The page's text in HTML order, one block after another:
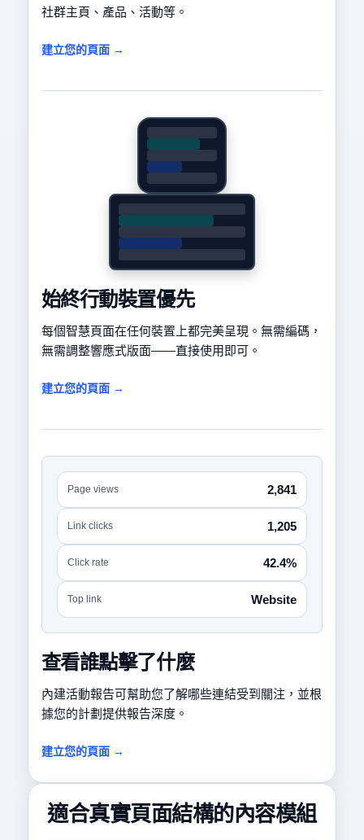
社群主頁、產品、活動等。
建立您的頁面 →
始終行動裝置優先
每個智慧頁面在任何裝置上都完美呈現。無需編碼，
無需調整響應式版面——直接使用即可。
建立您的頁面 →
Page views 2,841
Link clicks 1,205
Click rate 42.4%
Top link Website
查看誰點擊了什麼
內建活動報告可幫助您了解哪些連結受到關注，並根
據您的計劃提供報告深度。
建立您的頁面 →
適合真實頁面結構的內容模組